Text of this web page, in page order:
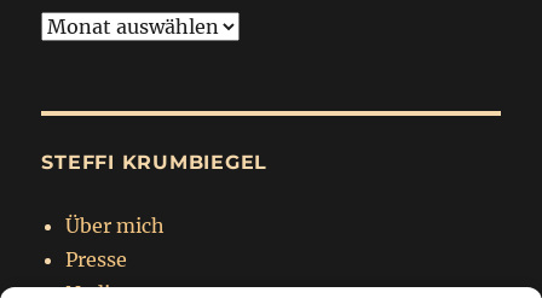
Archiv
STEFFI KRUMBIEGEL
Über mich
Presse